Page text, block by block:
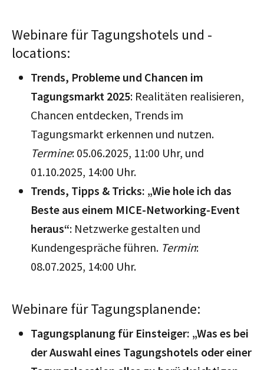
Webinare für Tagungshotels und -
locations:
Trends, Probleme und Chancen im
Tagungsmarkt 2025: Realitäten realisieren,
Chancen entdecken, Trends im
Tagungsmarkt erkennen und nutzen.
Termine: 05.06.2025, 11:00 Uhr, und
01.10.2025, 14:00 Uhr.
Trends, Tipps & Tricks: „Wie hole ich das
Beste aus einem MICE-Networking-Event
heraus“: Netzwerke gestalten und
Kundengespräche führen. Termin:
08.07.2025, 14:00 Uhr.
Webinare für Tagungsplanende:
Tagungsplanung für Einsteiger: „Was es bei
der Auswahl eines Tagungshotels oder einer